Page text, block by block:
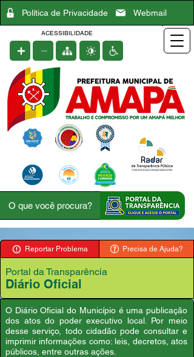
Política de Privacidade Webmail
ACESSIBILIDADE
Reportar Problema Precisa de Ajuda?
Portal da Transparência
Diário Oficial
O Diário Oficial do Município é uma publicação
dos atos do poder executivo local. Por meio
desse serviço, todo cidadão pode consultar e
imprimir informações como: leis, decretos, atos
públicos, entre outras ações.